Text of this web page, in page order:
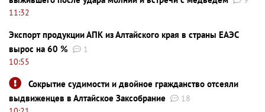
11:32
Экспорт продукции АПК из Алтайского края в страны ЕАЭС
вырос на 60 %
1
10:55
Сокрытие судимости и двойное гражданство отсеяли
выдвиженцев в Алтайское Заксобрание
18